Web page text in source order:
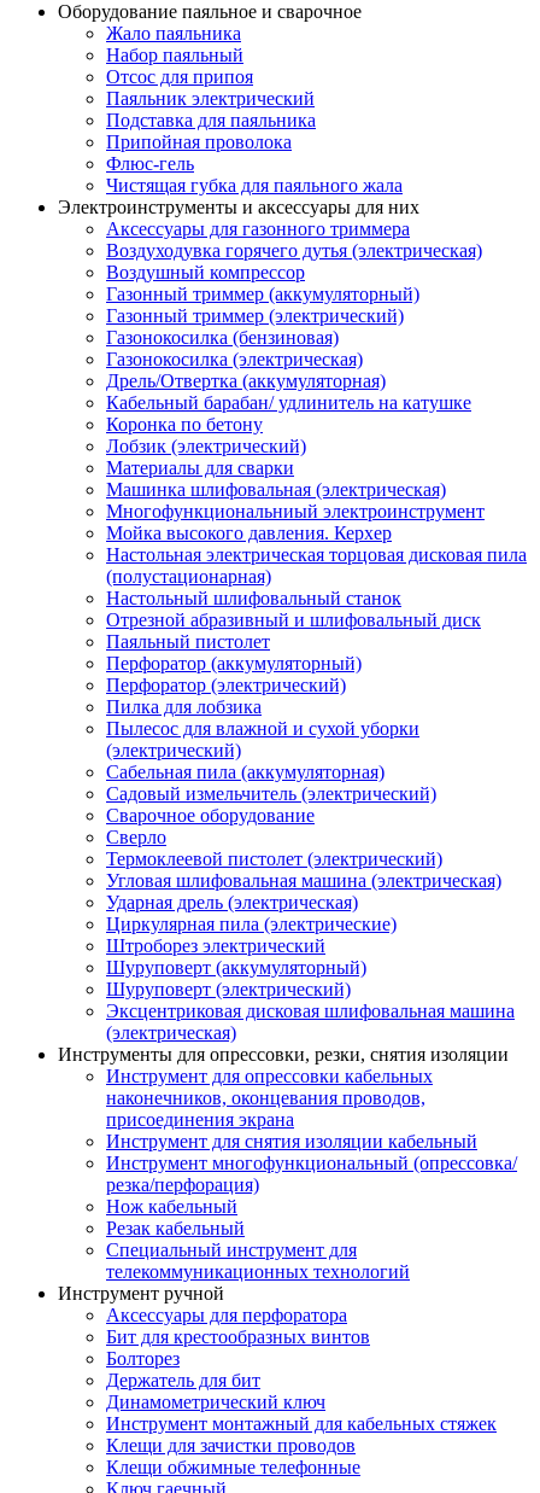
Оборудование паяльное и сварочное
Жало паяльника
Набор паяльный
Отсос для припоя
Паяльник электрический
Подставка для паяльника
Припойная проволока
Флюс-гель
Чистящая губка для паяльного жала
Электроинструменты и аксессуары для них
Аксессуары для газонного триммера
Воздуходувка горячего дутья (электрическая)
Воздушный компрессор
Газонный триммер (аккумуляторный)
Газонный триммер (электрический)
Газонокосилка (бензиновая)
Газонокосилка (электрическая)
Дрель/Отвертка (аккумуляторная)
Кабельный барабан/ удлинитель на катушке
Коронка по бетону
Лобзик (электрический)
Материалы для сварки
Машинка шлифовальная (электрическая)
Многофункциональниый электроинструмент
Мойка высокого давления. Керхер
Настольная электрическая торцовая дисковая пила
(полустационарная)
Настольный шлифовальный станок
Отрезной абразивный и шлифовальный диск
Паяльный пистолет
Перфоратор (аккумуляторный)
Перфоратор (электрический)
Пилка для лобзика
Пылесос для влажной и сухой уборки
(электрический)
Сабельная пила (аккумуляторная)
Садовый измельчитель (электрический)
Сварочное оборудование
Сверло
Термоклеевой пистолет (электрический)
Угловая шлифовальная машина (электрическая)
Ударная дрель (электрическая)
Циркулярная пила (электрические)
Штроборез электрический
Шуруповерт (аккумуляторный)
Шуруповерт (электрический)
Эксцентриковая дисковая шлифовальная машина
(электрическая)
Инструменты для опрессовки, резки, снятия изоляции
Инструмент для опрессовки кабельных
наконечников, оконцевания проводов,
присоединения экрана
Инструмент для снятия изоляции кабельный
Инструмент многофункциональный (опрессовка/
резка/перфорация)
Нож кабельный
Резак кабельный
Специальный инструмент для
телекоммуникационных технологий
Инструмент ручной
Аксессуары для перфоратора
Бит для крестообразных винтов
Болторез
Держатель для бит
Динамометрический ключ
Инструмент монтажный для кабельных стяжек
Клещи для зачистки проводов
Клещи обжимные телефонные
Ключ гаечный